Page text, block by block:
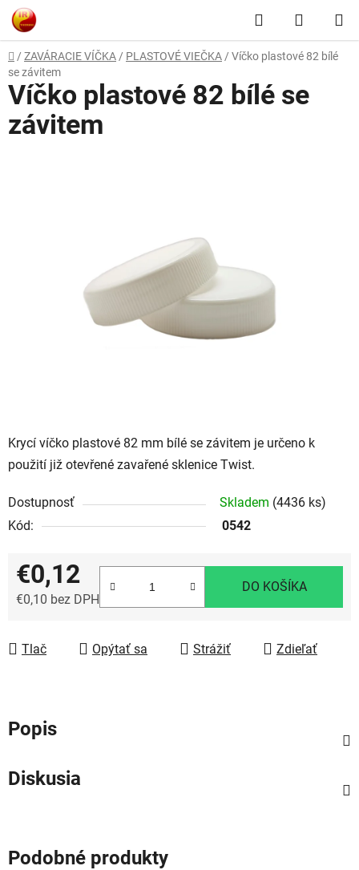
Prejsť
na
obsah
Hľadať
KOŠÍK
Domov
/ ZAVÁRACIE VÍČKA / PLASTOVÉ VIEČKA / Víčko plastové 82 bílé
se závitem
Krycí víčko plastové 82 mm bílé se závitem je určeno k
použití již otevřené zavařené sklenice Twist.
Dostupnosť Skladem (4436 ks)
Kód:
0542
€0,12
€0,10 bez DPH
DO KOŠÍKA
Tlač Opýtať sa Strážiť Zdieľať
Víčko plastové 82 bílé se
závitem
Popis
Diskusia
Podobné produkty